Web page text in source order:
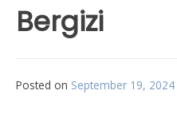
Bergizi
Posted on September 19, 2024